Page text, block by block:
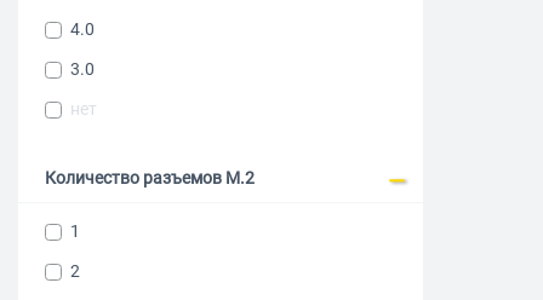
4.0
3.0
нет
Количество разъемов M.2
1
2